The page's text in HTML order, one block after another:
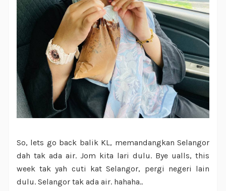
So, lets go back balik KL, memandangkan Selangor
dah tak ada air. Jom kita lari dulu. Bye ualls, this
week tak yah cuti kat Selangor, pergi negeri lain
dulu. Selangor tak ada air. hahaha..